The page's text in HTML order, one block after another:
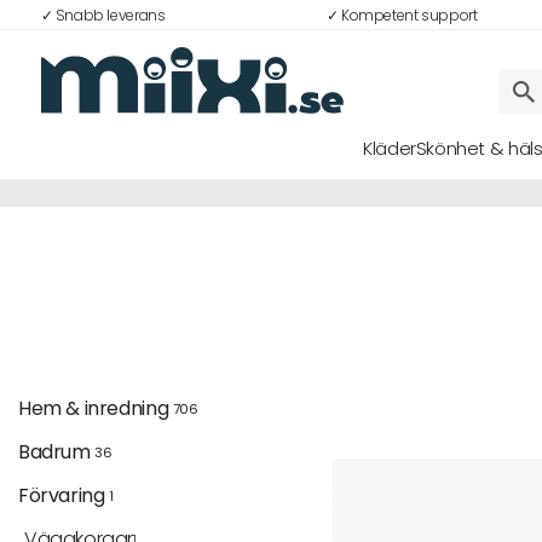
✓ Snabb leverans ✓ Kompetent support
KläderSkönhet &
Bli medlem i Club Miixi
Hem & inredning 706
Badrum 36
Förvaring 1